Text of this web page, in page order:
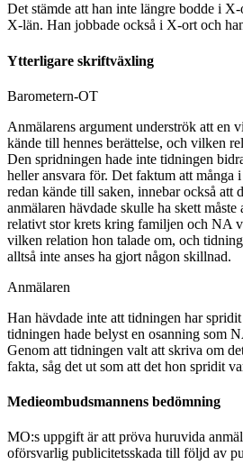
Det stämde att han inte längre bodde i
X-län. Han jobbade också i X-ort och
Ytterligare skriftväxling
Barometern-OT
Anmälarens argument underströk att en
kände till hennes berättelse, och vilken
Den spridningen hade inte tidningen
heller ansvara för. Det faktum att många
redan kände till saken, innebar också att
anmälaren hävdade skulle ha skett måste
relativt stor krets kring familjen och NA
vilken relation hon talade om, och
alltså inte anses ha gjort någon skillnad.
Anmälaren
Han hävdade inte att tidningen har
tidningen hade belyst en osanning som
Genom att tidningen valt att skriva om
fakta, såg det ut som att det hon spridit
Medieombudsmannens bedömning
MO:s uppgift är att pröva huruvida
oförsvarlig publicitetsskada till följd av